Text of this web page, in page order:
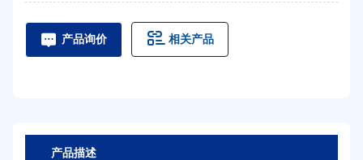
产品询价 相关产品
产品描述